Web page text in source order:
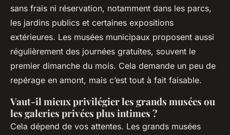
sans frais ni réservation, notamment dans les parcs,
les jardins publics et certaines expositions
extérieures. Les musées municipaux proposent aussi
régulièrement des journées gratuites, souvent le
premier dimanche du mois. Cela demande un peu de
repérage en amont, mais c’est tout à fait faisable.
Vaut-il mieux privilégier les grands musées ou
les galeries privées plus intimes ?
Cela dépend de vos attentes. Les grands musées